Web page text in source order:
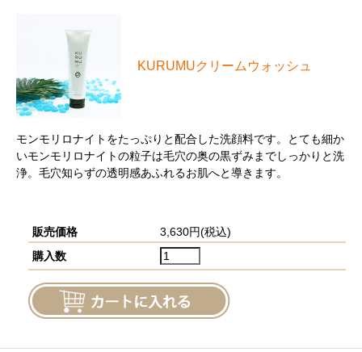
KURUMUクリームウォッシュ
モンモリロナイトをたっぷりと配合した洗顔料です。とても細か
いモンモリロナイトの粒子は毛穴の奥の黒ずみまでしっかりと洗
浄。毛穴知らずの透明感あふれるお肌へと導きます。
販売価格
3,630円(税込)
購入数